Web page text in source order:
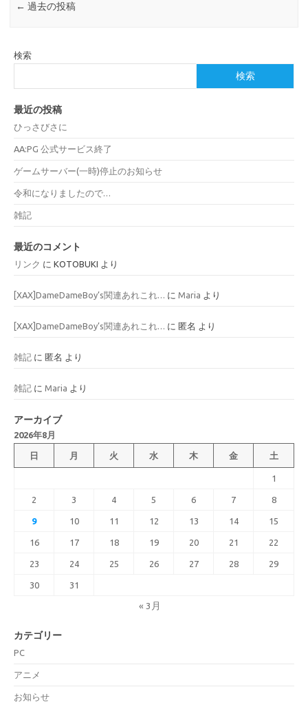
← 過去の投稿
検索
検索
最近の投稿
ひっさびさに
AA:PG 公式サービス終了
ゲームサーバー(一時)停止のお知らせ
令和になりましたので…
雑記
最近のコメント
リンク に KOTOBUKI より
[XAX]DameDameBoy’s関連あれこれ… に Maria より
[XAX]DameDameBoy’s関連あれこれ… に 匿名 より
雑記 に 匿名 より
雑記 に Maria より
アーカイブ
2026年8月
日 月 火 水 木 金 土
1
2 3 4 5 6 7 8
9 10 11 12 13 14 15
16 17 18 19 20 21 22
23 24 25 26 27 28 29
30 31
« 3月
カテゴリー
PC
アニメ
お知らせ